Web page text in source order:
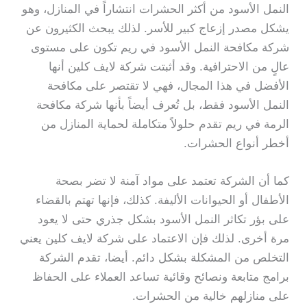
النمل الأسود من أكثر الحشرات انتشاراً في المنازل، وهو
يشكل مصدر إزعاج كبير للأسر. لذلك يبحث الكثيرون عن
شركة مكافحة النمل الأسود في ريم تكون على مستوى
عالٍ من الاحترافية. وقد أثبتت شركة لايف كلين أنها
الأفضل في هذا المجال، فهي لا تقتصر على مكافحة
النمل الأسود فقط، بل تُعرف أيضاً بأنها شركة مكافحة
الرمة في ريم تقدم حلولاً متكاملة لحماية المنازل من
أخطر أنواع الحشرات.
كما أن الشركة تعتمد على مواد آمنة لا تضر بصحة
الأطفال أو الحيوانات الأليفة. كذلك، فإنها تهتم بالقضاء
على بؤر تكاثر النمل الأسود بشكل جذري حتى لا يعود
مرة أخرى. لذلك فإن الاعتماد على شركة لايف كلين يعني
التخلص من المشكلة بشكل دائم. أيضا، تقدم الشركة
برامج متابعة ونصائح وقائية تساعد العملاء على الحفاظ
على منازلهم خالية من الحشرات.